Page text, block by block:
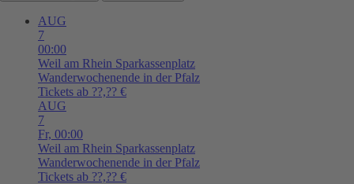
AUG
7
00:00
Weil am Rhein Sparkassenplatz
Wanderwochenende in der Pfalz
Tickets ab ??,?? €
AUG
7
Fr, 00:00
Weil am Rhein Sparkassenplatz
Wanderwochenende in der Pfalz
Tickets ab ??,?? €